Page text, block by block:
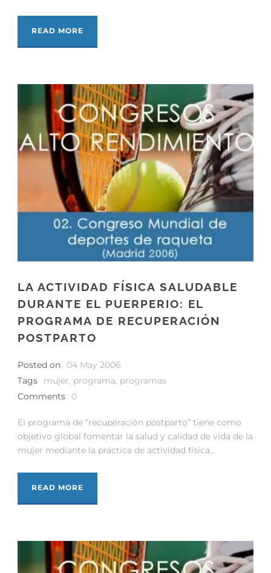
READ MORE
LA ACTIVIDAD FÍSICA SALUDABLE
DURANTE EL PUERPERIO: EL
PROGRAMA DE RECUPERACIÓN
POSTPARTO
Posted on
04 May 2006
Tags
mujer, programa, programas
Comments
0
El programa de “recuperación postparto” tiene como
objetivo global fomentar la salud y calidad de vida de la
mujer mediante la práctica de actividad física...
READ MORE